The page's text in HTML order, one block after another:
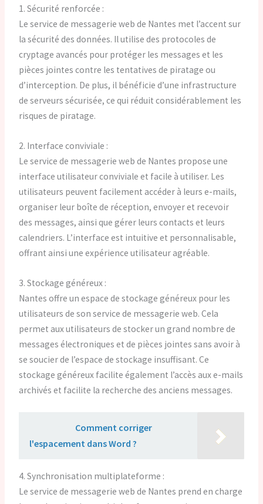
1. Sécurité renforcée :
Le service de messagerie web de Nantes met l’accent sur
la sécurité des données. Il utilise des protocoles de
cryptage avancés pour protéger les messages et les
pièces jointes contre les tentatives de piratage ou
d’interception. De plus, il bénéficie d’une infrastructure
de serveurs sécurisée, ce qui réduit considérablement les
risques de piratage.
2. Interface conviviale :
Le service de messagerie web de Nantes propose une
interface utilisateur conviviale et facile à utiliser. Les
utilisateurs peuvent facilement accéder à leurs e-mails,
organiser leur boîte de réception, envoyer et recevoir
des messages, ainsi que gérer leurs contacts et leurs
calendriers. L’interface est intuitive et personnalisable,
offrant ainsi une expérience utilisateur agréable.
3. Stockage généreux :
Nantes offre un espace de stockage généreux pour les
utilisateurs de son service de messagerie web. Cela
permet aux utilisateurs de stocker un grand nombre de
messages électroniques et de pièces jointes sans avoir à
se soucier de l’espace de stockage insuffisant. Ce
stockage généreux facilite également l’accès aux e-mails
archivés et facilite la recherche des anciens messages.
Comment corriger
l'espacement dans Word ?
4. Synchronisation multiplateforme :
Le service de messagerie web de Nantes prend en charge